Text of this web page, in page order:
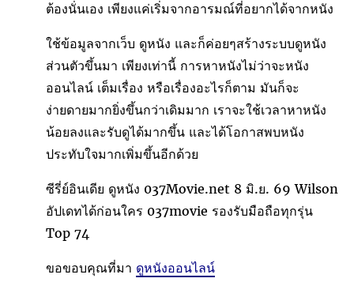
ต้องนั่นเอง เพียงแค่เริ่มจากอารมณ์ที่อยากได้จากหนัง
ใช้ข้อมูลจากเว็บ ดูหนัง และก็ค่อยๆสร้างระบบดูหนัง
ส่วนตัวขึ้นมา เพียงเท่านี้ การหาหนังไม่ว่าจะหนัง
ออนไลน์ เต็มเรื่อง หรือเรื่องอะไรก็ตาม มันก็จะ
ง่ายดายมากยิ่งขึ้นกว่าเดิมมาก เราจะใช้เวลาหาหนัง
น้อยลงและรับดูได้มากขึ้น และได้โอกาสพบหนัง
ประทับใจมากเพิ่มขึ้นอีกด้วย
ซีรี่ย์อินเดีย ดูหนัง 037Movie.net 8 มิ.ย. 69 Wilson
อัปเดทได้ก่อนใคร 037movie รองรับมือถือทุกรุ่น
Top 74
ขอขอบคุณที่มา ดูหนังออนไลน์